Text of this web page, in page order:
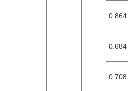
0.864
0.684
0.708